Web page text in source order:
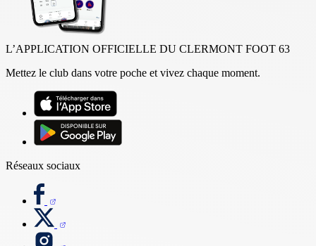
L’APPLICATION OFFICIELLE DU CLERMONT FOOT 63
Mettez le club dans votre poche et vivez chaque moment.
Réseaux sociaux